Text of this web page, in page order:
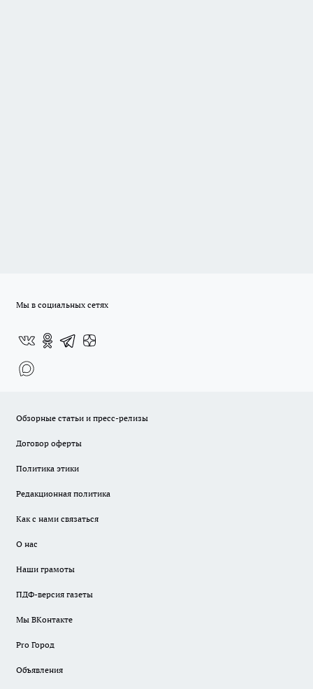
Мы в социальных сетях
Обзорные статьи и пресс-релизы
Договор оферты
Политика этики
Редакционная политика
Как с нами связаться
О нас
Наши грамоты
ПДФ-версия газеты
Мы ВКонтакте
Pro Город
Объявления